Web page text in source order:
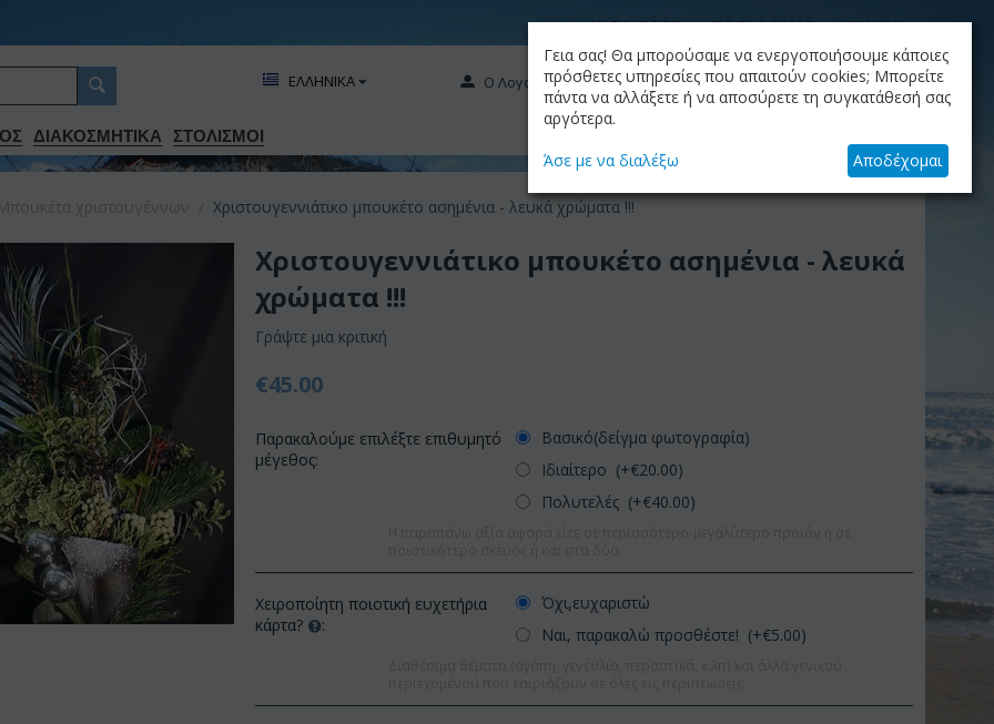
ΚΑΤΑΛΟΓΟΣ ΤΟ BLOG ΜΑΣ ΕΤΑΙΡΙΑ
ΔΙΑΚΟΣΜΗΤΙΚA ΣΤΟΛΙΣΜΟΙ
Ο Λογαριασμός μου
ΕΛΛΗΝΙΚΑ
+30.210.9319884
ΚΑΛΆΘΙ
Το καλάθι είναι άδειο
Χριστουγεννιάτικο μπουκέτο ασημένια - λευκά χρώματα !!!
Χριστουγεννιάτικο μπουκέτο ασημένια - λευκά
χρώματα !!!
Γράψτε μια κριτική
€45.00
Παρακαλούμε επιλέξτε επιθυμητό
μέγεθος:
Βασικό(δείγμα φωτογραφία)
Ιδιαίτερο (+€20.00)
Πολυτελές (+€40.00)
Χειροποίητη ποιοτική ευχετήρια
κάρτα?
:
Όχι,ευχαριστώ
Ναι, παρακαλώ προσθέστε! (+€5.00)
Γεια σας! Θα μπορούσαμε να ενεργοποιήσουμε κάποιες
πρόσθετες υπηρεσίες που απαιτούν cookies; Μπορείτε
πάντα να αλλάξετε ή να αποσύρετε τη συγκατάθεσή σας
αργότερα.
Άσε με να διαλέξω Αποδέχομαι